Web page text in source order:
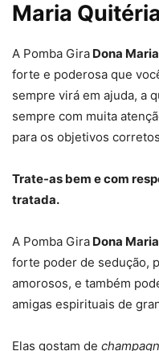
Maria
A Pomba Gira Dona
forte e poderosa que
sempre virá em ajuda, a
sempre com muita
para os objetivos
Trate-as bem e com
tratada.
A Pomba Gira Dona
forte poder de sedução,
amorosos, e também
amigas espirituais de
Elas gostam de